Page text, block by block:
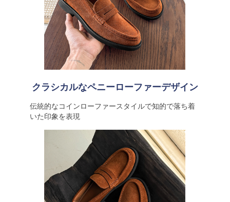
クラシカルなペニーローファーデザイン
伝統的なコインローファースタイルで知的で落ち着
いた印象を表現